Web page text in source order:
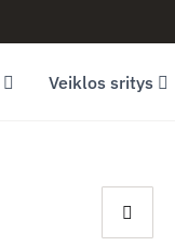
Veiklos sritys